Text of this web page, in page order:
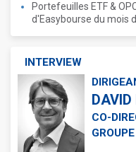
Portefeuilles ETF &
d'Easybourse du mois
INTERVIEW
DAVID
CO-
GROUPE